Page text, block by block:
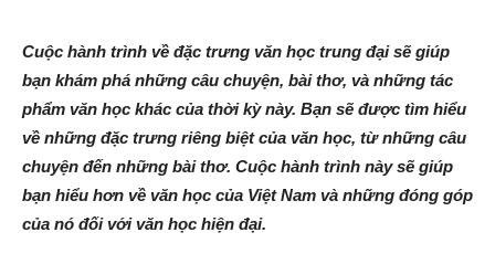
Cuộc hành trình về đặc trưng văn học trung đại sẽ giúp
bạn khám phá những câu chuyện, bài thơ, và những tác
phẩm văn học khác của thời kỳ này. Bạn sẽ được tìm hiểu
về những đặc trưng riêng biệt của văn học, từ những câu
chuyện đến những bài thơ. Cuộc hành trình này sẽ giúp
bạn hiểu hơn về văn học của Việt Nam và những đóng góp
của nó đối với văn học hiện đại.